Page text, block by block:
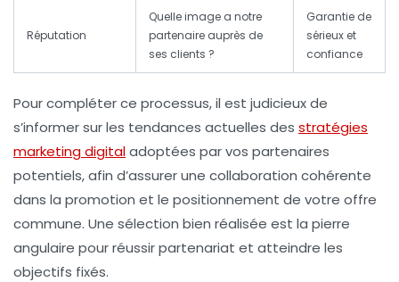
Réputation
Quelle image a notre
partenaire auprès de
ses clients ?
Garantie de
sérieux et
confiance
Pour compléter ce processus, il est judicieux de
s’informer sur les tendances actuelles des stratégies
marketing digitaladoptées par vos partenaires
potentiels, afin d’assurer une collaboration cohérente
dans la promotion et le positionnement de votre offre
commune. Une sélection bien réalisée est la pierre
angulaire pourréussir partenariat et atteindre les
objectifs fixés.